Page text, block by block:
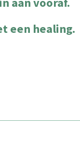
een healing.